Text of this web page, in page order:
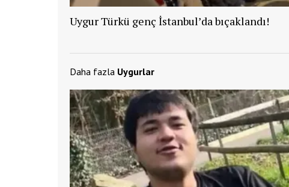
Uygur Türkü genç İstanbul’da bıçaklandı!
Daha fazla Uygurlar